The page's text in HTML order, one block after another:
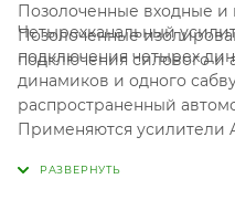
Позолоченные входные и
Позолоченные
подключения силового и
Четырехканальный
подключения четырех
динамиков и одного
распространенный
Применяются усилители
экстремальных громких